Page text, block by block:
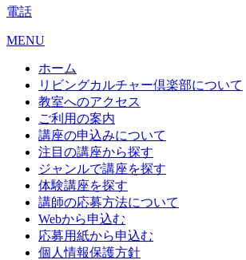
電話
MENU
ホーム
リビングカルチャー倶楽部について
教室へのアクセス
ご利用の案内
講座の申込みについて
注目の講座から探す
ジャンルで講座を探す
体験講座を探す
講師の応募方法について
Webから申込む
応募用紙から申込む
個人情報保護方針